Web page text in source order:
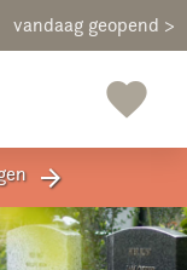
vandaag geopend >
vrijblijvende afspraak
favorite
arrow_forward